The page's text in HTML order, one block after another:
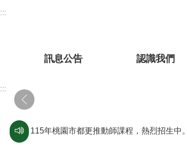
跳到主要內容區塊
:::
訊息公告 認識我們
:::
115年桃園市都更推動師課程，熱烈招生中。